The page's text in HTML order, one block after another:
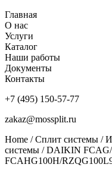
Главная
О нас
Услуги
Каталог
Наши работы
Документы
Контакты
+7 (495) 150-57-77
zakaz@mossplit.ru
Home /Сплит системы /
системы / DAIKIN
FCAHG100H/